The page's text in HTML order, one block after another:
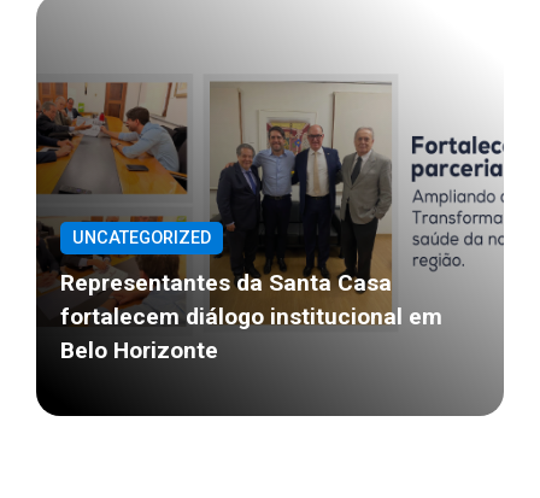
UNCATEGORIZED
Representantes da Santa Casa
fortalecem diálogo institucional em
Belo Horizonte